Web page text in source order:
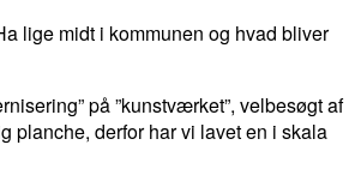
lige midt i kommunen og hvad bliver
på ”kunstværket”, velbesøgt af
planche, derfor har vi lavet en i skala